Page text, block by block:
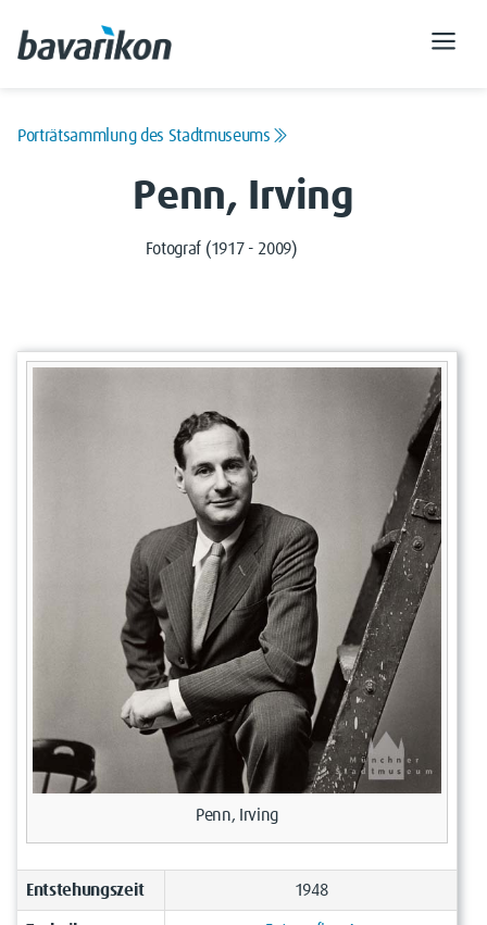
Porträtsammlung des Stadtmuseums
Penn, Irving
Fotograf (1917 - 2009)
Penn, Irving
Entstehungszeit 1948